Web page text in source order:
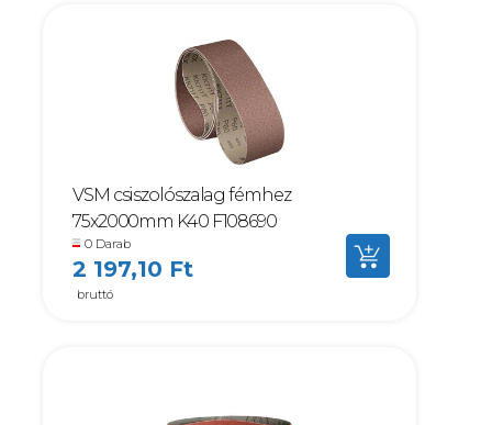
VSM csiszolószalag fémhez
75x2000mm K40 F108690
0 Darab
2 197,10 Ft
bruttó